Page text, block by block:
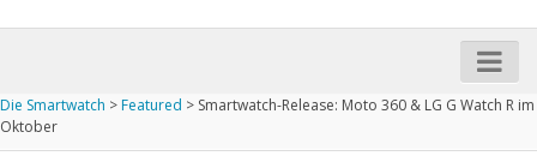
iPhone kaufen
Startseite
Die Smartwatch >Featured > Smartwatch-Release: Moto 360 & LG G Watch R im
Oktober